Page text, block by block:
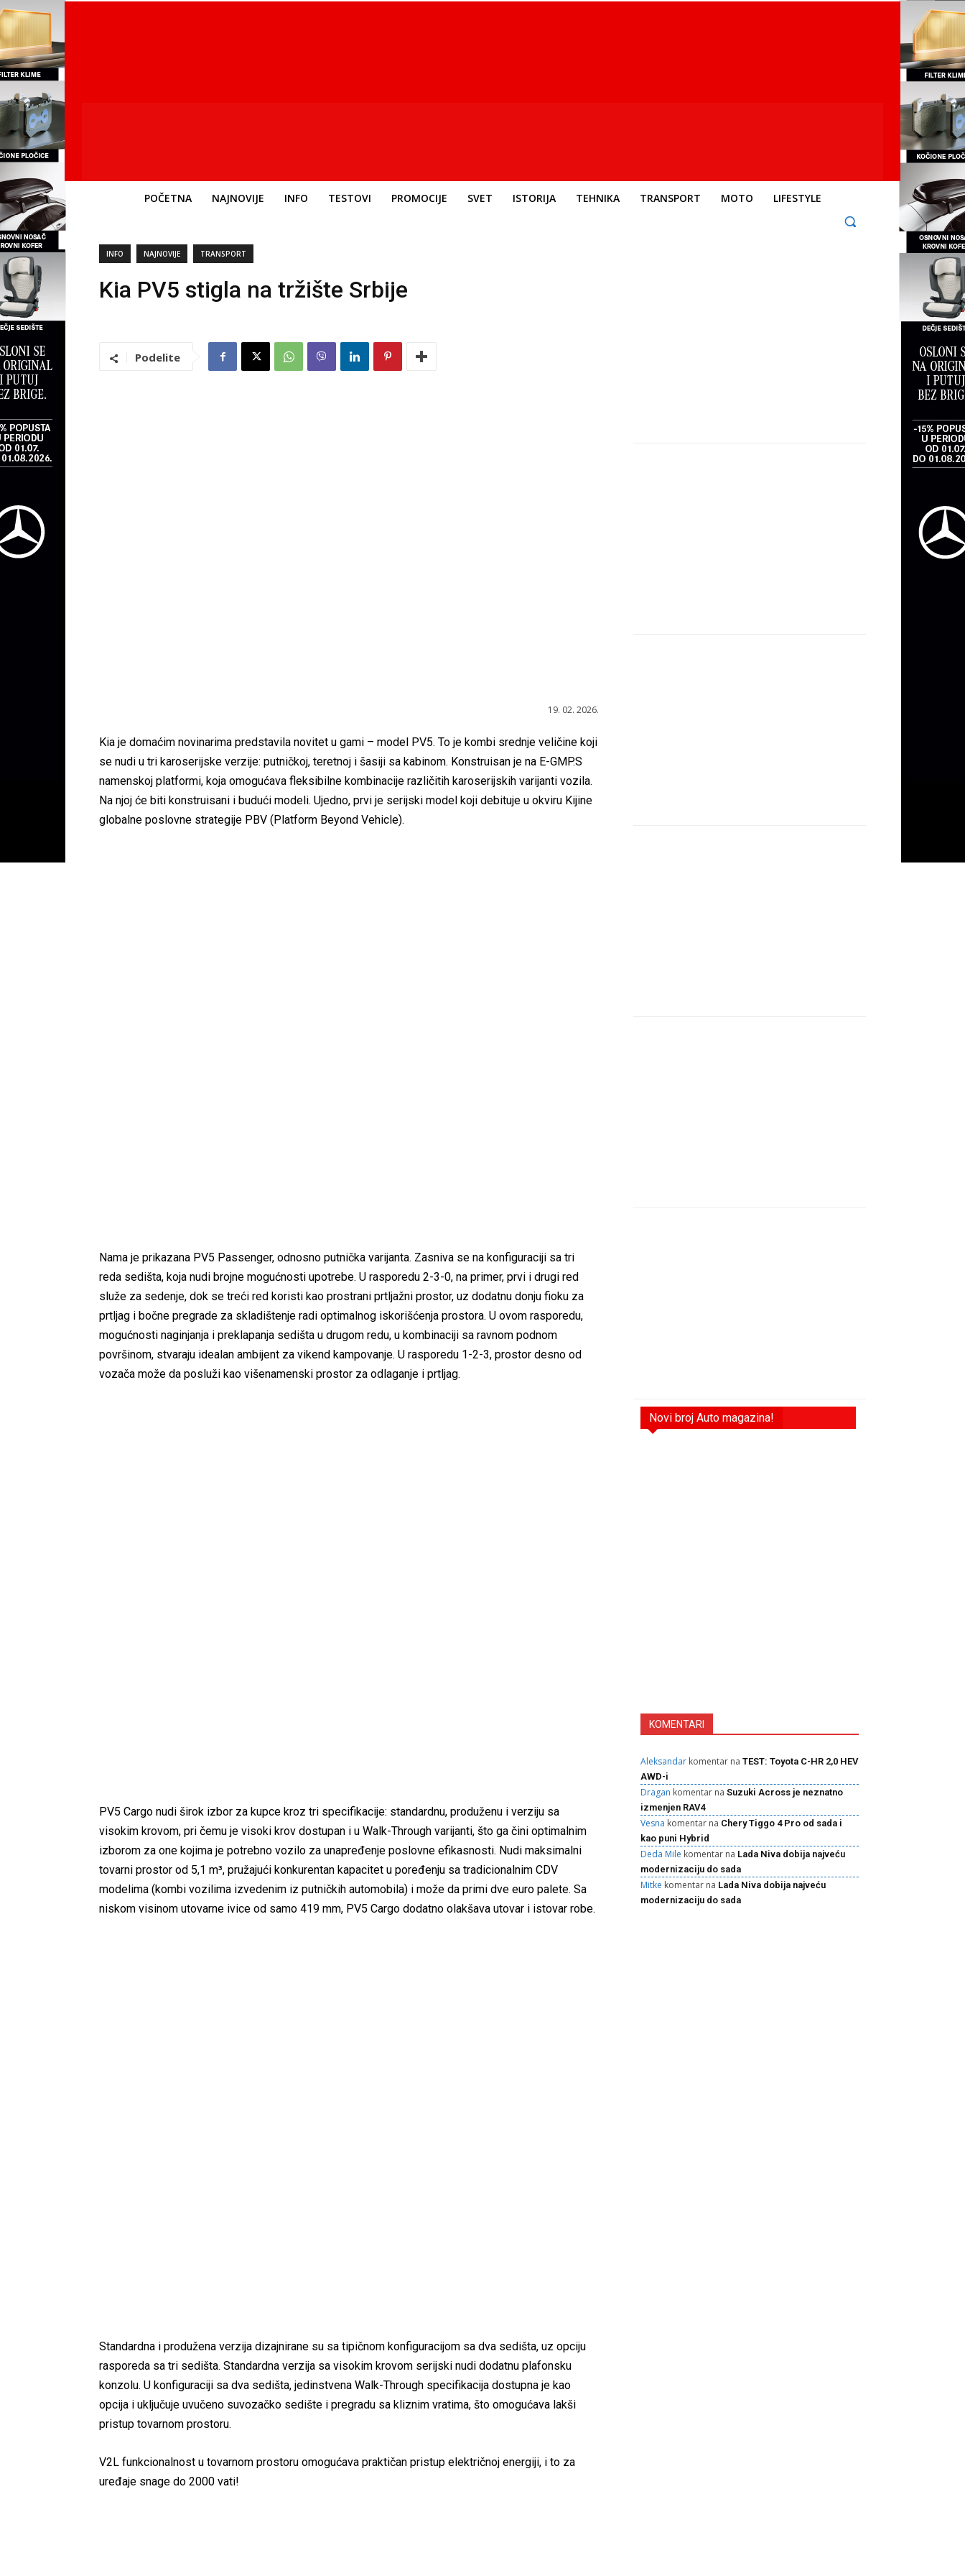
POČETNA NAJNOVIJE INFO TESTOVI PROMOCIJE SVET ISTORIJA TEHNIKA TRANSPORT MOTO LIFESTYLE
INFO NAJNOVIJE TRANSPORT
Kia PV5 stigla na tržište Srbije
Podelite
19. 02. 2026.
Kia je domaćim novinarima predstavila novitet u gami – model PV5. To je kombi srednje veličine koji
se nudi u tri karoserijske verzije: putničkoj, teretnoj i šasiji sa kabinom. Konstruisan je na E-GMP.S
namenskoj platformi, koja omogućava fleksibilne kombinacije različitih karoserijskih varijanti vozila.
Na njoj će biti konstruisani i budući modeli. Ujedno, prvi je serijski model koji debituje u okviru Kijine
globalne poslovne strategije PBV (Platform Beyond Vehicle).
Nama je prikazana PV5 Passenger, odnosno putnička varijanta. Zasniva se na konfiguraciji sa tri
reda sedišta, koja nudi brojne mogućnosti upotrebe. U rasporedu 2-3-0, na primer, prvi i drugi red
služe za sedenje, dok se treći red koristi kao prostrani prtljažni prostor, uz dodatnu donju fioku za
prtljag i bočne pregrade za skladištenje radi optimalnog iskorišćenja prostora. U ovom rasporedu,
mogućnosti naginjanja i preklapanja sedišta u drugom redu, u kombinaciji sa ravnom podnom
površinom, stvaraju idealan ambijent za vikend kampovanje. U rasporedu 1-2-3, prostor desno od
vozača može da posluži kao višenamenski prostor za odlaganje i prtljag.
PV5 Cargo nudi širok izbor za kupce kroz tri specifikacije: standardnu, produženu i verziju sa
visokim krovom, pri čemu je visoki krov dostupan i u Walk-Through varijanti, što ga čini optimalnim
izborom za one kojima je potrebno vozilo za unapređenje poslovne efikasnosti. Nudi maksimalni
tovarni prostor od 5,1 m³, pružajući konkurentan kapacitet u poređenju sa tradicionalnim CDV
modelima (kombi vozilima izvedenim iz putničkih automobila) i može da primi dve euro palete. Sa
niskom visinom utovarne ivice od samo 419 mm, PV5 Cargo dodatno olakšava utovar i istovar robe.
Standardna i produžena verzija dizajnirane su sa tipičnom konfiguracijom sa dva sedišta, uz opciju
rasporeda sa tri sedišta. Standardna verzija sa visokim krovom serijski nudi dodatnu plafonsku
konzolu. U konfiguraciji sa dva sedišta, jedinstvena Walk-Through specifikacija dostupna je kao
opcija i uključuje uvučeno suvozačko sedište i pregradu sa kliznim vratima, što omogućava lakši
pristup tovarnom prostoru.
V2L funkcionalnost u tovarnom prostoru omogućava praktičan pristup električnoj energiji, i to za
uređaje snage do 2000 vati!
Novi broj Auto magazina!
KOMENTARI
Aleksandar komentar na TEST: Toyota C-HR 2,0 HEV
AWD-i
Dragan komentar na Suzuki Across je neznatno
izmenjen RAV4
Vesna komentar na Chery Tiggo 4 Pro od sada i
kao puni Hybrid
Deda Mile komentar na Lada Niva dobija najveću
modernizaciju do sada
Mitke komentar na Lada Niva dobija najveću
modernizaciju do sada